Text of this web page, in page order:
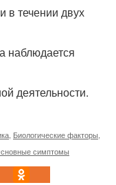
в течении двух
наблюдается
деятельности.
Биологические факторы
симптомы